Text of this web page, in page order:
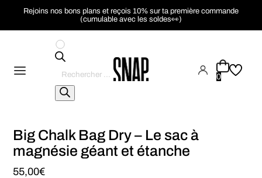
Rejoins nos bons plans et reçois 10% sur ta première commande
(cumulable avec les soldes👀)
de
produits
0
Big Chalk Bag Dry – Le sac à
magnésie géant et étanche
55,00€